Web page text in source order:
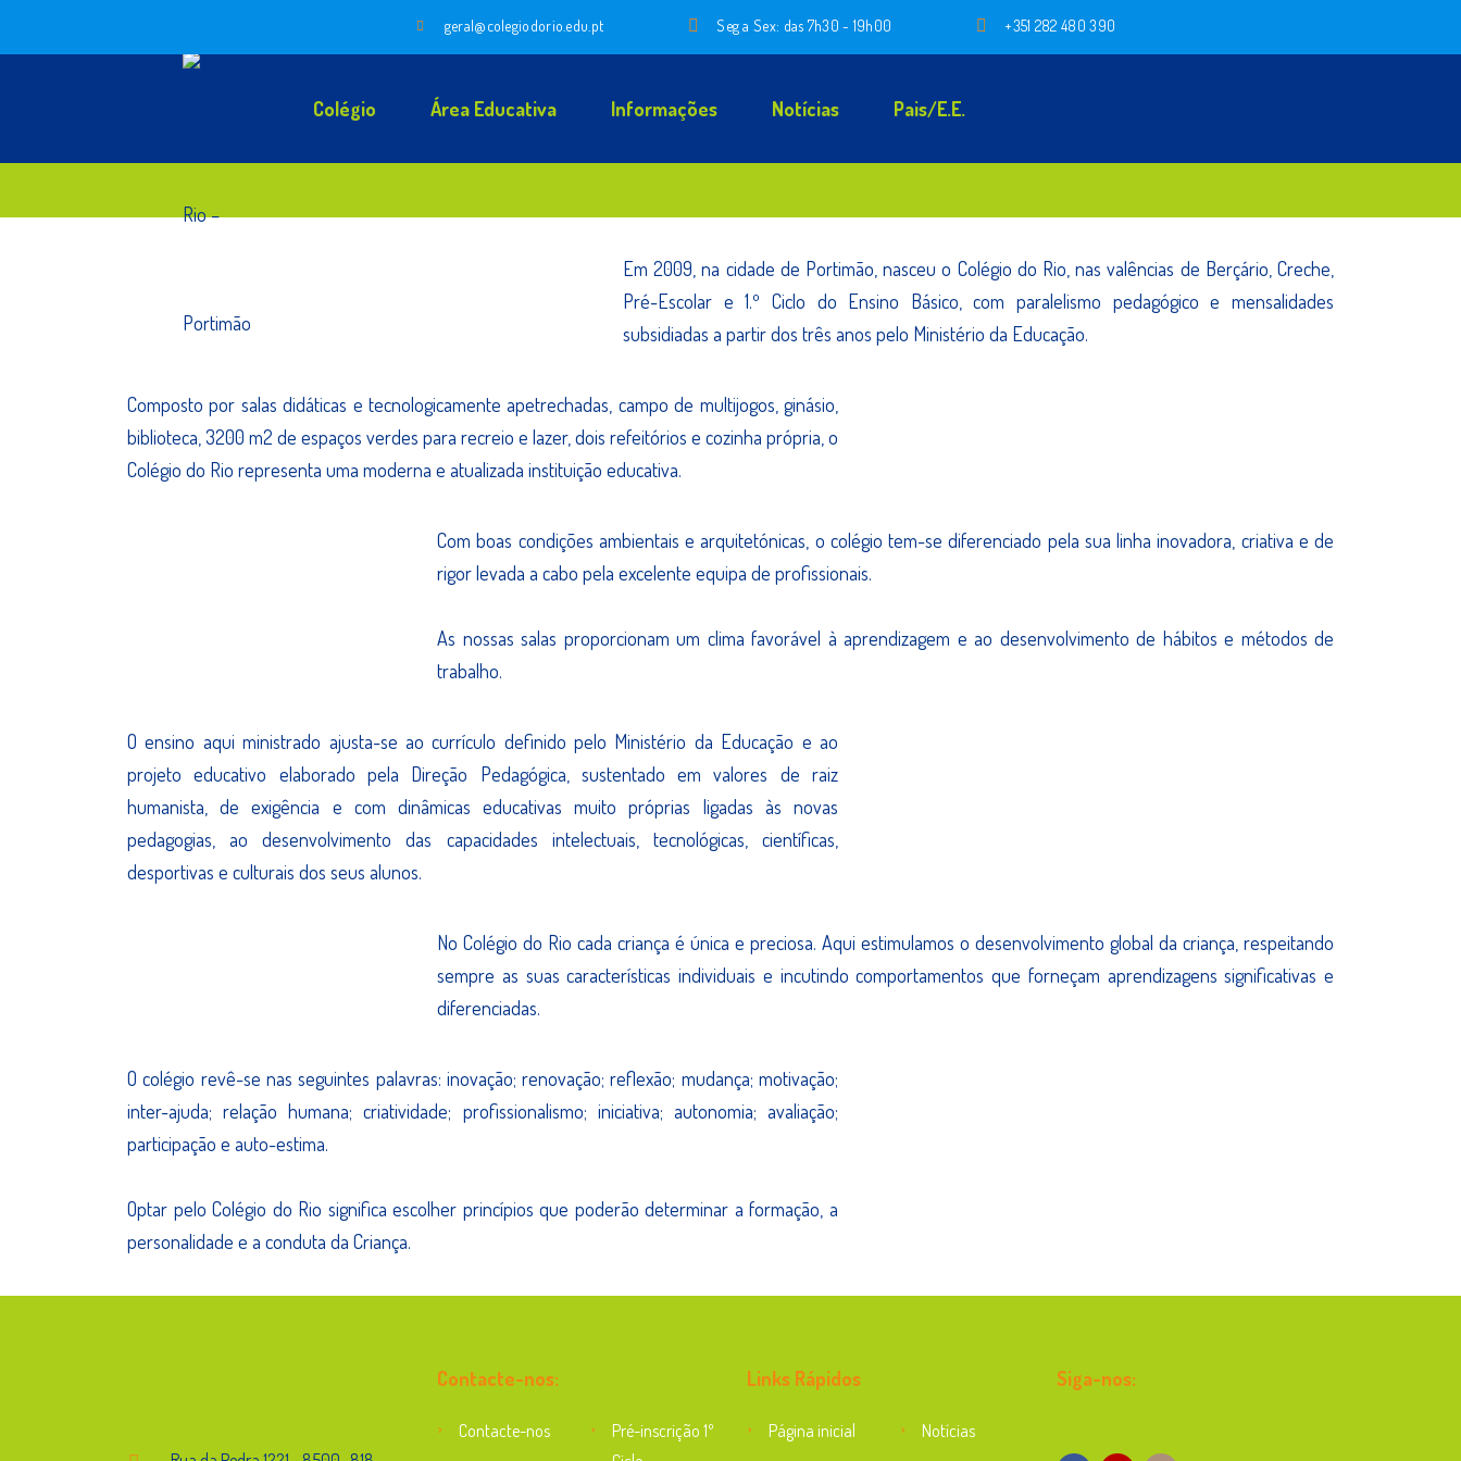
geral@colegiodorio.edu.pt Seg a Sex: das 7h30 - 19h00 +351 282 480 390
Colégio Área Educativa Informações Notícias Pais/E.E.
Em 2009, na cidade de Portimão, nasceu o Colégio do Rio, nas valências de Berçário, Creche,
Pré-Escolar e 1.º Ciclo do Ensino Básico, com paralelismo pedagógico e mensalidades
subsidiadas a partir dos três anos pelo Ministério da Educação.
Composto por salas didáticas e tecnologicamente apetrechadas, campo de multijogos, ginásio,
biblioteca, 3200 m2 de espaços verdes para recreio e lazer, dois refeitórios e cozinha própria, o
Colégio do Rio representa uma moderna e atualizada instituição educativa.
Com boas condições ambientais e arquitetónicas, o colégio tem-se diferenciado pela sua linha inovadora, criativa e de
rigor levada a cabo pela excelente equipa de profissionais.
As nossas salas proporcionam um clima favorável à aprendizagem e ao desenvolvimento de hábitos e métodos de
trabalho.
O ensino aqui ministrado ajusta-se ao currículo definido pelo Ministério da Educação e ao
projeto educativo elaborado pela Direção Pedagógica, sustentado em valores de raiz
humanista, de exigência e com dinâmicas educativas muito próprias ligadas às novas
pedagogias, ao desenvolvimento das capacidades intelectuais, tecnológicas, científicas,
desportivas e culturais dos seus alunos.
No Colégio do Rio cada criança é única e preciosa. Aqui estimulamos o desenvolvimento global da criança, respeitando
sempre as suas características individuais e incutindo comportamentos que forneçam aprendizagens significativas e
diferenciadas.
O colégio revê-se nas seguintes palavras: inovação; renovação; reflexão; mudança; motivação;
inter-ajuda; relação humana; criatividade; profissionalismo; iniciativa; autonomia; avaliação;
participação e auto-estima.
Optar pelo Colégio do Rio significa escolher princípios que poderão determinar a formação, a
personalidade e a conduta da Criança.
Contacte-nos:
Contacte-nos
Pré-inscrição 1º
Links Rápidos
Página inicial
Notícias
Siga-nos: